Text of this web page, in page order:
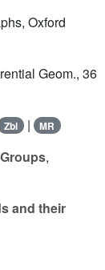
Oxford
Geom., 36
Zbl | MR
,
and their